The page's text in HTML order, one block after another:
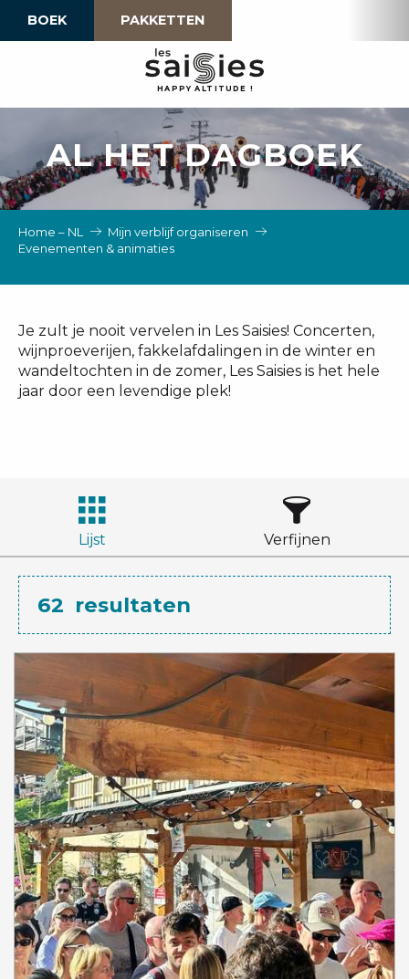
BOEK PAKKETTEN
HAPPY ALTI TU D E !
AL HET DAGBOEK
Home – NL
Mijn verblijf organiseren
Evenementen & animaties
Je zult je nooit vervelen in Les Saisies! Concerten,
wijnproeverijen, fakkelafdalingen in de winter en
wandeltochten in de zomer, Les Saisies is het hele
jaar door een levendige plek!
Lijst Verfijnen
62 resultaten